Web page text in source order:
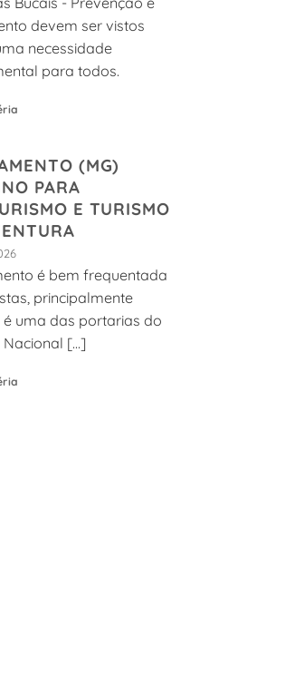
devem ser vistos
necessidade
para todos.
(MG)
PARA
E TURISMO
é bem frequentada
principalmente
é uma das portarias do
[...]